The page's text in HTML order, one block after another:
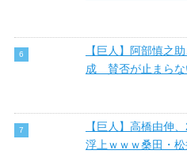
【巨人】阿部慎之
成 賛否が止まらな
【巨人】高橋由伸
浮上ｗｗｗ桑田・